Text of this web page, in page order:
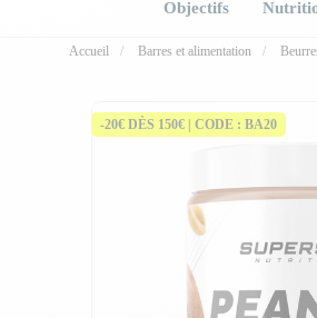
Objectifs
Accueil Barres et alimentation
-20€ DÈS 150€ | CODE : BA20